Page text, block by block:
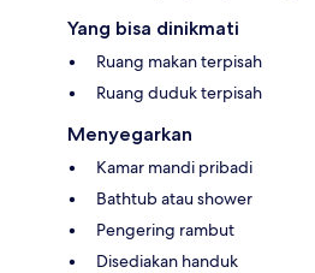
Yang bisa dinikmati
Ruang makan terpisah
Ruang duduk terpisah
Menyegarkan
Kamar mandi pribadi
Bathtub atau shower
Pengering rambut
Disediakan handuk